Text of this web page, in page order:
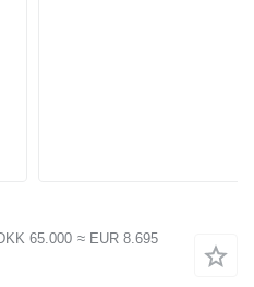
65.000 ≈ EUR 8.695